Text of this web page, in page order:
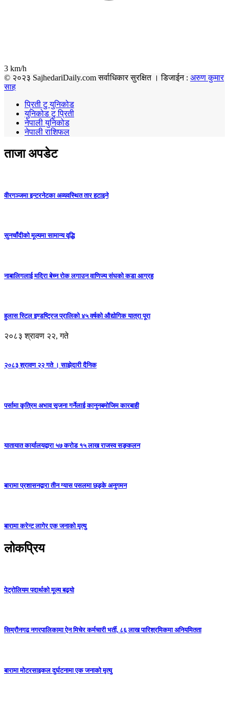
3 km/h
© २०२३ SajhedariDaily.com सर्वाधिकार सुरक्षित । डिजाईन : अरुण कुमार
साह
प्रिती टु युनिकोड
युनिकोड टु प्रिती
नेपाली युनिकोड
नेपाली राशिफल
ताजा अपडेट
वीरगञ्जमा इन्टरनेटका अव्यवस्थित तार हटाइने
सुनचाँदीको मूल्यमा सामान्य वृद्धि
नाबालिगलाई मदिरा बेच्न रोक लगाउन वाणिज्य संघको कडा आग्रह
हुलास स्टिल इण्डष्ट्रिज प्रालिको ४५ वर्षको औद्योगिक यात्रा पूरा
२०८३ श्रावण २२, गते
२०८३ श्रावण २२ गते । साझेदारी दैनिक
पर्सामा कृत्रिम अभाव सृजना गर्नेलाई कानुनबमोजिम कारबाही
यातायात कार्यालयद्वारा ५७ करोड १५ लाख राजस्व सङ्कलन
बारामा प्रशासनद्वारा तीन ग्यास पसलमा छड्के अनुगमन
बारामा करेन्ट लागेर एक जनाको मृत्यु
लोकप्रिय
पेट्रोलियम पदार्थको मूल्य बढ्यो
सिम्रौनगढ नगरपालिकामा ऐन मिचेर कर्मचारी भर्ती, ८६ लाख पारिश्रमिकमा अनियमितता
बारामा मोटरसाइकल दुर्घटनामा एक जनाको मृत्यु